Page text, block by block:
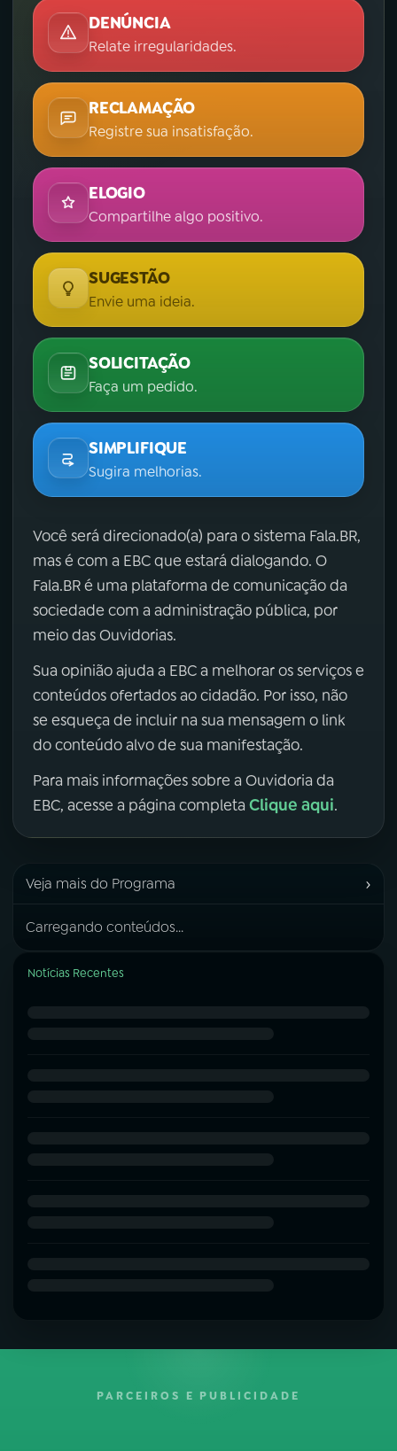
DENÚNCIA
Relate irregularidades.
RECLAMAÇÃO
Registre sua insatisfação.
ELOGIO
Compartilhe algo positivo.
SUGESTÃO
Envie uma ideia.
SOLICITAÇÃO
Faça um pedido.
SIMPLIFIQUE
Sugira melhorias.
Você será direcionado(a) para o sistema Fala.BR,
mas é com a EBC que estará dialogando. O
Fala.BR é uma plataforma de comunicação da
sociedade com a administração pública, por
meio das Ouvidorias.
Sua opinião ajuda a EBC a melhorar os serviços e
conteúdos ofertados ao cidadão. Por isso, não
se esqueça de incluir na sua mensagem o link
do conteúdo alvo de sua manifestação.
Para mais informações sobre a Ouvidoria da
EBC, acesse a página completa Clique aqui.
Veja mais do Programa ›
Carregando conteúdos...
Notícias Recentes
PARCEIROS E PUBLICIDADE